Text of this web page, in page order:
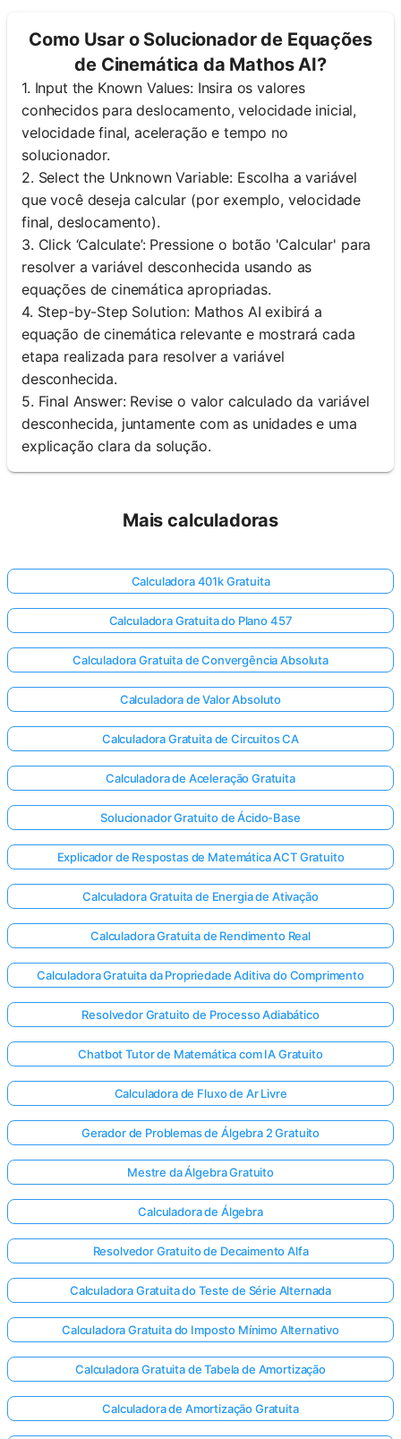
Como Usar o Solucionador de Equações
de Cinemática da Mathos AI?
1. Input the Known Values: Insira os valores
conhecidos para deslocamento, velocidade inicial,
velocidade final, aceleração e tempo no
solucionador.
2. Select the Unknown Variable: Escolha a variável
que você deseja calcular (por exemplo, velocidade
final, deslocamento).
3. Click ‘Calculate’: Pressione o botão 'Calcular' para
resolver a variável desconhecida usando as
equações de cinemática apropriadas.
4. Step-by-Step Solution: Mathos AI exibirá a
equação de cinemática relevante e mostrará cada
etapa realizada para resolver a variável
desconhecida.
5. Final Answer: Revise o valor calculado da variável
desconhecida, juntamente com as unidades e uma
explicação clara da solução.
Mais calculadoras
Calculadora 401k Gratuita
Calculadora Gratuita do Plano 457
Calculadora Gratuita de Convergência Absoluta
Calculadora de Valor Absoluto
Calculadora Gratuita de Circuitos CA
Calculadora de Aceleração Gratuita
Solucionador Gratuito de Ácido-Base
Explicador de Respostas de Matemática ACT Gratuito
Calculadora Gratuita de Energia de Ativação
Calculadora Gratuita de Rendimento Real
Calculadora Gratuita da Propriedade Aditiva do Comprimento
Resolvedor Gratuito de Processo Adiabático
Chatbot Tutor de Matemática com IA Gratuito
Calculadora de Fluxo de Ar Livre
Gerador de Problemas de Álgebra 2 Gratuito
Mestre da Álgebra Gratuito
Calculadora de Álgebra
Resolvedor Gratuito de Decaimento Alfa
Calculadora Gratuita do Teste de Série Alternada
Calculadora Gratuita do Imposto Mínimo Alternativo
Calculadora Gratuita de Tabela de Amortização
Calculadora de Amortização Gratuita